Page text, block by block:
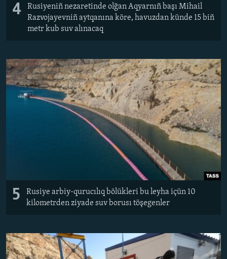
4
Rusiyeniñ nezaretinde olğan Aqyarnıñ başı Mihail
Razvojayevniñ aytqanına köre, havuzdan künde 15 biñ
metr kub suv alınacaq
5
Rusiye arbiy-qurucılıq bölükleri bu leyha içün 10
kilometrden ziyade suv borusı töşegenler